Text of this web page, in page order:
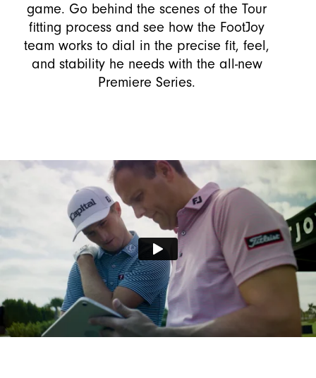
game. Go behind the scenes of the Tour
fitting process and see how the FootJoy
team works to dial in the precise fit, feel,
and stability he needs with the all-new
Premiere Series.